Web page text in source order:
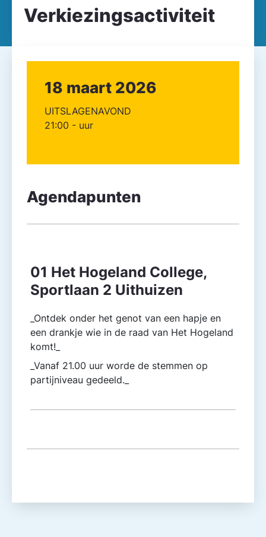
Verkiezingsactiviteit
18 maart 2026
UITSLAGENAVOND
21:00 - uur
Agendapunten
01 Het Hogeland College,
Sportlaan 2 Uithuizen
_Ontdek onder het genot van een hapje en
een drankje wie in de raad van Het Hogeland
komt!_
_Vanaf 21.00 uur worde de stemmen op
partijniveau gedeeld._